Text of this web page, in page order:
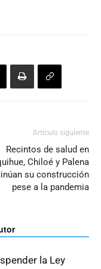
Artículo siguiente
Recintos de salud en
Chiloé y Palena
su construcción
pese a la pandemia
la Ley